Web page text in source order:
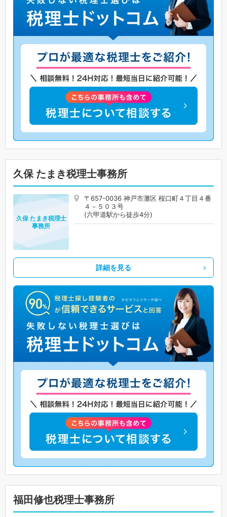
久保 たまき税理士事務所
〒657-0036 神戸市灘区 桜口町４丁目４番
４－５０３号
(六甲道駅から徒歩4分)
久保 たまき税理士
事務所
詳細を見る
福田修也税理士事務所